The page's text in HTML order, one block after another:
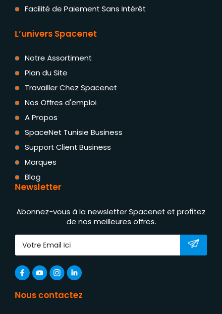
Facilité de Paiement Sans Intérêt
L’univers Spacenet
Notre Assortiment
Plan du Site
Travailler Chez Spacenet
Nos Offres d'emploi
A Propos
SpaceNet Tunisie Business
Support Client Business
Marques
Blog
Newsletter
Abonnez-vous à la newsletter Spacenet et profitez
de nos meilleures offres.
Nous contactez